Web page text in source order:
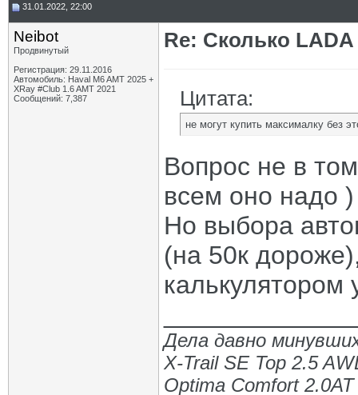
31.01.2022, 22:00
Neibot
Продвинутый
Регистрация: 29.11.2016
Автомобиль: Haval M6 AMT 2025 +
XRay #Club 1.6 AMT 2021
Сообщений: 7,387
Re: Сколько
Цитата:
не могут купить максималку без
Вопрос не в
всем оно надо )
Но выбора
(на 50к
Дела давно
X-Trail SE Top 2.5
Optima Comfort